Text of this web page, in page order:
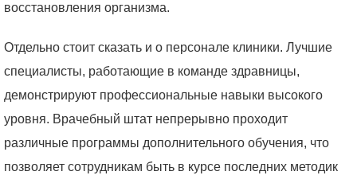
восстановления организма.
Отдельно стоит сказать и о персонале клиники. Лучшие
специалисты, работающие в команде здравницы,
демонстрируют профессиональные навыки высокого
уровня. Врачебный штат непрерывно проходит
различные программы дополнительного обучения, что
позволяет сотрудникам быть в курсе последних методик